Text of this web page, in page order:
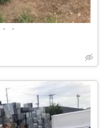
• •